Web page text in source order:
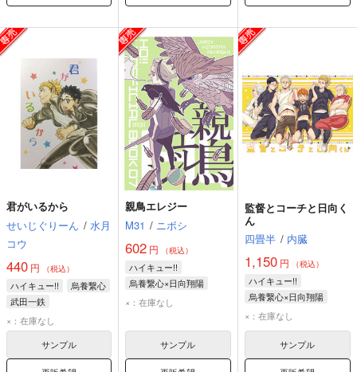
君がいるから
せいじぐりーん / 水月
コウ
440 円 （税込）
ハイキュー!!
烏養繋心
武田一鉄
×：在庫なし
サンプル
親鳥エレジー
M31 / ニボシ
602 円 （税込）
ハイキュー!!
烏養繋心×日向翔陽
烏養繋心
×：在庫なし
サンプル
監督とコーチと日向く
ん
四畳半 / 内臓
1,150円 （税込）
ハイキュー!!
烏養繋心×日向翔陽
日向翔陽
鷲匠鍛治
×：在庫なし
サンプル